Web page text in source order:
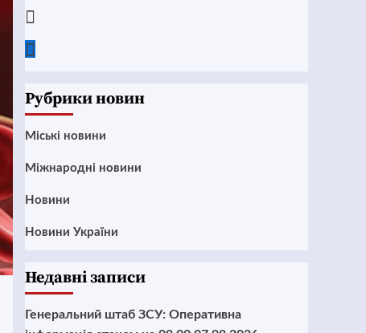
Рубрики новин
Mіські новини
Міжнародні новини
Новини
Новини України
Недавні записи
Генеральний штаб ЗСУ: Оперативна